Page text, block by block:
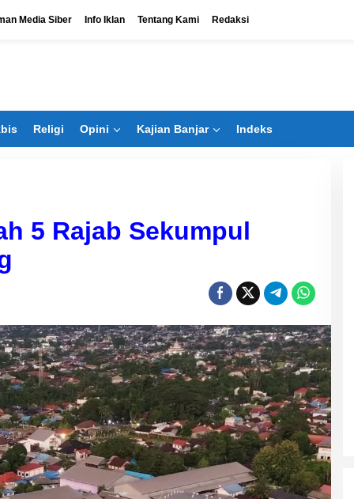
Media Siber Info Iklan Tentang Kami Redaksi
Religi Opini Kajian Banjar Indeks
5 Rajab Sekumpul
Bangun Banua Masuk Bisnis
Bengkel, Tak Hanya Kejar Dividen